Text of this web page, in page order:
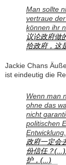
Man sollte
vertraue
können ihr
议论政府做
给政府，这
Jackie Chans
ist eindeutig die
Wenn man
ohne das
nicht
politischen
政府一定会
份信任？
护，(...)